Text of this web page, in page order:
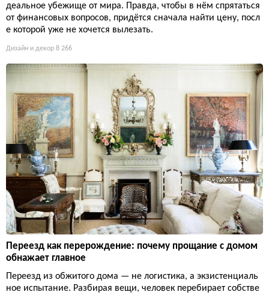
деальное убежище от мира. Правда, чтобы в нём спрятаться
от финансовых вопросов, придётся сначала найти цену, посл
е которой уже не хочется вылезать.
Дизайн и декор 8 266
Переезд как перерождение: почему прощание с домом
обнажает главное
Переезд из обжитого дома — не логистика, а экзистенциаль
ное испытание. Разбирая вещи, человек перебирает собстве